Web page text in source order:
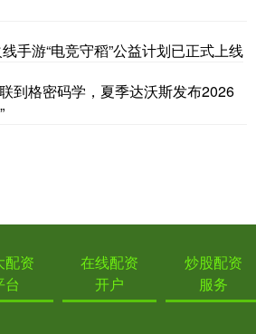
手游“电竞守稻”公益计划已正式上线
到格密码学，夏季达沃斯发布2026
配资
台
在线配资
开户
炒股配资
服务